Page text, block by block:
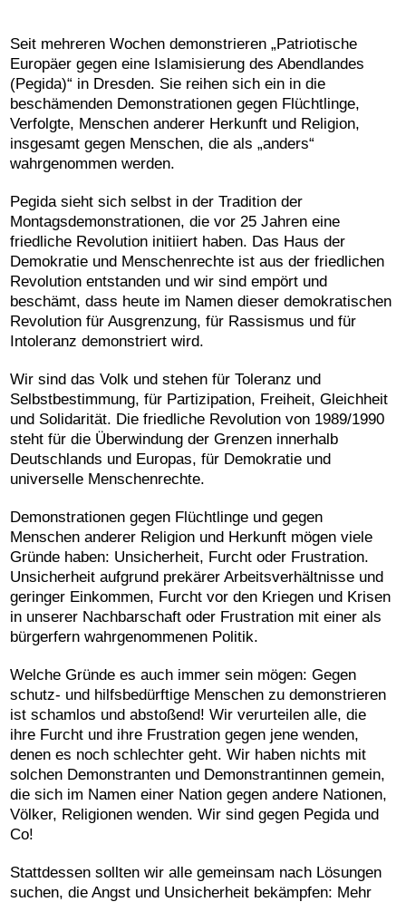
Seit mehreren Wochen demonstrieren „Patriotische
Europäer gegen eine Islamisierung des Abendlandes
(Pegida)“ in Dresden. Sie reihen sich ein in die
beschämenden Demonstrationen gegen Flüchtlinge,
Verfolgte, Menschen anderer Herkunft und Religion,
insgesamt gegen Menschen, die als „anders“
wahrgenommen werden.
Pegida sieht sich selbst in der Tradition der
Montagsdemonstrationen, die vor 25 Jahren eine
friedliche Revolution initiiert haben. Das Haus der
Demokratie und Menschenrechte ist aus der friedlichen
Revolution entstanden und wir sind empört und
beschämt, dass heute im Namen dieser demokratischen
Revolution für Ausgrenzung, für Rassismus und für
Intoleranz demonstriert wird.
Wir sind das Volk und stehen für Toleranz und
Selbstbestimmung, für Partizipation, Freiheit, Gleichheit
und Solidarität. Die friedliche Revolution von 1989/1990
steht für die Überwindung der Grenzen innerhalb
Deutschlands und Europas, für Demokratie und
universelle Menschenrechte.
Demonstrationen gegen Flüchtlinge und gegen
Menschen anderer Religion und Herkunft mögen viele
Gründe haben: Unsicherheit, Furcht oder Frustration.
Unsicherheit aufgrund prekärer Arbeitsverhältnisse und
geringer Einkommen, Furcht vor den Kriegen und Krisen
in unserer Nachbarschaft oder Frustration mit einer als
bürgerfern wahrgenommenen Politik.
Welche Gründe es auch immer sein mögen: Gegen
schutz- und hilfsbedürftige Menschen zu demonstrieren
ist schamlos und abstoßend! Wir verurteilen alle, die
ihre Furcht und ihre Frustration gegen jene wenden,
denen es noch schlechter geht. Wir haben nichts mit
solchen Demonstranten und Demonstrantinnen gemein,
die sich im Namen einer Nation gegen andere Nationen,
Völker, Religionen wenden. Wir sind gegen Pegida und
Co!
Stattdessen sollten wir alle gemeinsam nach Lösungen
suchen, die Angst und Unsicherheit bekämpfen: Mehr